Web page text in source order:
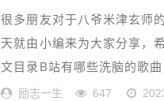
很多朋友对于八爷米津玄师
天就由小编来为大家分享，
文目录B站有哪些洗脑的歌
励志一生 647